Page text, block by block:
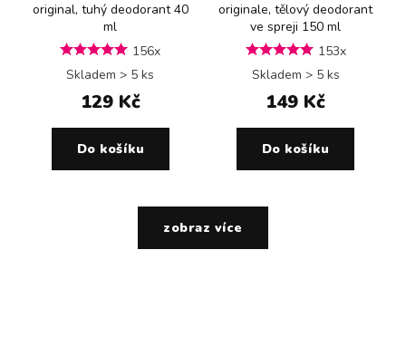
original, tuhý deodorant 40
ml
156x
Skladem > 5 ks
129 Kč
Do košíku
originale, tělový deodorant
ve spreji 150 ml
153x
Skladem > 5 ks
149 Kč
Do košíku
zobraz více